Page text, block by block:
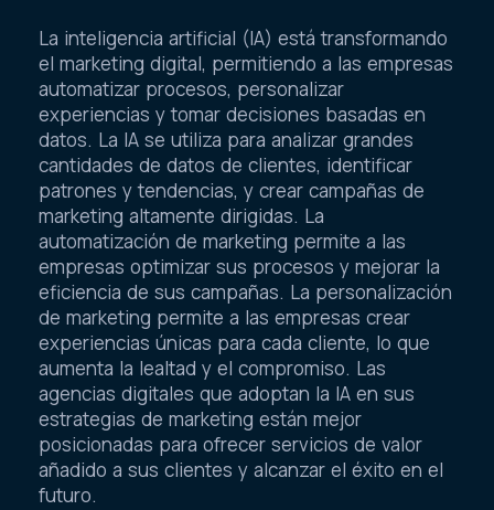
La inteligencia artificial (IA) está transformando
el marketing digital, permitiendo a las empresas
automatizar procesos, personalizar
experiencias y tomar decisiones basadas en
datos. La IA se utiliza para analizar grandes
cantidades de datos de clientes, identificar
patrones y tendencias, y crear campañas de
marketing altamente dirigidas. La
automatización de marketing permite a las
empresas optimizar sus procesos y mejorar la
eficiencia de sus campañas. La personalización
de marketing permite a las empresas crear
experiencias únicas para cada cliente, lo que
aumenta la lealtad y el compromiso. Las
agencias digitales que adoptan la IA en sus
estrategias de marketing están mejor
posicionadas para ofrecer servicios de valor
añadido a sus clientes y alcanzar el éxito en el
futuro.